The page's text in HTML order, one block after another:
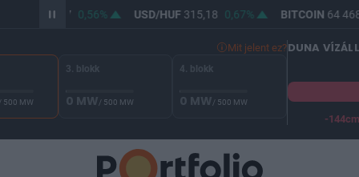
363,77 0,56% USD/HUF315,18 0,67% BITCOIN64
Mit jelent ez?
/ 500 MW
3. blokk
0 MW/ 500 MW
4. blokk
0 MW/ 500 MW
DUNA
-144cm